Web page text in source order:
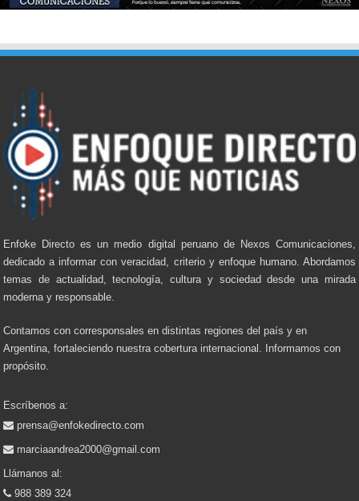
Enfoke Directo es un medio digital peruano de Nexos Comunicaciones,
dedicado a informar con veracidad, criterio y enfoque humano. Abordamos
temas de actualidad, tecnología, cultura y sociedad desde una mirada
moderna y responsable.
Contamos con corresponsales en distintas regiones del país y en
Argentina, fortaleciendo nuestra cobertura internacional. Informamos con
propósito.
Escríbenos a:
prensa@enfokedirecto.com
marciaandrea2000@gmail.com
Llámanos al:
988 389 324